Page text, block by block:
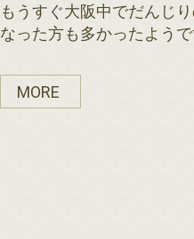
もうすぐ大阪中でだんじ
なった方も多かったよう
MORE